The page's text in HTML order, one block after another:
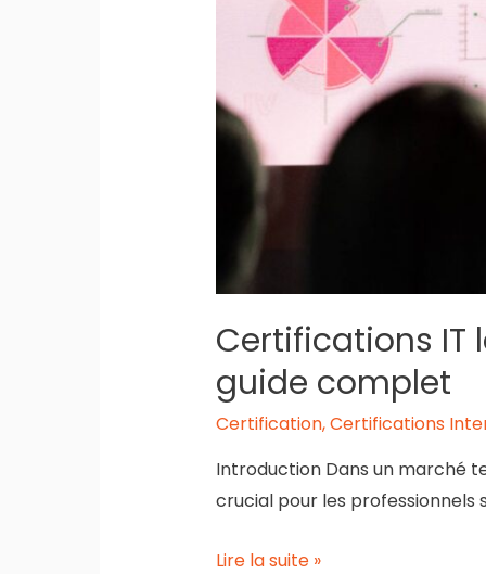
Certifications IT
guide complet
Certification,Certifications
Introduction Dans un marché
crucial pour les professionnels
Certifications
Lire la suite »